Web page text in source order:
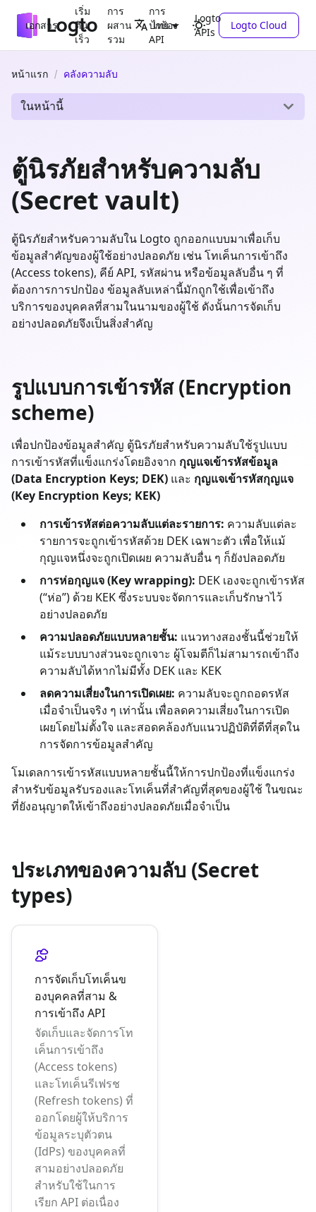
เอกสาร
เริ่ม
ต้น
เร็ว
การ
ผสาน
รวม
การ
ปกป้อง
API
Logto
APIs
ไทย Logto Cloud
หน้าแรก คลังความลับ
ในหน้านี้
ตู้นิรภัยสำหรับความลับ
(Secret vault)
ตู้นิรภัยสำหรับความลับใน Logto ถูกออกแบบมาเพื่อเก็บ
ข้อมูลสำคัญของผู้ใช้อย่างปลอดภัย เช่น โทเค็นการเข้าถึง
(Access tokens), คีย์ API, รหัสผ่าน หรือข้อมูลลับอื่น ๆ ที่
ต้องการการปกป้อง ข้อมูลลับเหล่านี้มักถูกใช้เพื่อเข้าถึง
บริการของบุคคลที่สามในนามของผู้ใช้ ดังนั้นการจัดเก็บ
อย่างปลอดภัยจึงเป็นสิ่งสำคัญ
รูปแบบการเข้ารหัส (Encryption
scheme)
เพื่อปกป้องข้อมูลสำคัญ ตู้นิรภัยสำหรับความลับใช้รูปแบบ
การเข้ารหัสที่แข็งแกร่งโดยอิงจาก กุญแจเข้ารหัสข้อมูล
(Data Encryption Keys; DEK) และ กุญแจเข้ารหัสกุญแจ
(Key Encryption Keys; KEK)
การเข้ารหัสต่อความลับแต่ละรายการ: ความลับแต่ละ
รายการจะถูกเข้ารหัสด้วย DEK เฉพาะตัว เพื่อให้แม้
กุญแจหนึ่งจะถูกเปิดเผย ความลับอื่น ๆ ก็ยังปลอดภัย
การห่อกุญแจ (Key wrapping): DEK เองจะถูกเข้ารหัส
(“ห่อ”) ด้วย KEK ซึ่งระบบจะจัดการและเก็บรักษาไว้
อย่างปลอดภัย
ความปลอดภัยแบบหลายชั้น: แนวทางสองชั้นนี้ช่วยให้
แม้ระบบบางส่วนจะถูกเจาะ ผู้โจมตีก็ไม่สามารถเข้าถึง
ความลับได้หากไม่มีทั้ง DEK และ KEK
ลดความเสี่ยงในการเปิดเผย: ความลับจะถูกถอดรหัส
เมื่อจำเป็นจริง ๆ เท่านั้น เพื่อลดความเสี่ยงในการเปิด
เผยโดยไม่ตั้งใจ และสอดคล้องกับแนวปฏิบัติที่ดีที่สุดใน
การจัดการข้อมูลสำคัญ
โมเดลการเข้ารหัสแบบหลายชั้นนี้ให้การปกป้องที่แข็งแกร่ง
สำหรับข้อมูลรับรองและโทเค็นที่สำคัญที่สุดของผู้ใช้ ในขณะ
ที่ยังอนุญาตให้เข้าถึงอย่างปลอดภัยเมื่อจำเป็น
ประเภทของความลับ (Secret
types)
การจัดเก็บโทเค็นข
องบุคคลที่สาม &
การเข้าถึง API
จัดเก็บและจัดการโท
เค็นการเข้าถึง
(Access tokens)
และโทเค็นรีเฟรช
(Refresh tokens) ที่
ออกโดยผู้ให้บริการ
ข้อมูลระบุตัวตน
(IdPs) ของบุคคลที่
สามอย่างปลอดภัย
สำหรับใช้ในการ
เรียก API ต่อเนื่อง